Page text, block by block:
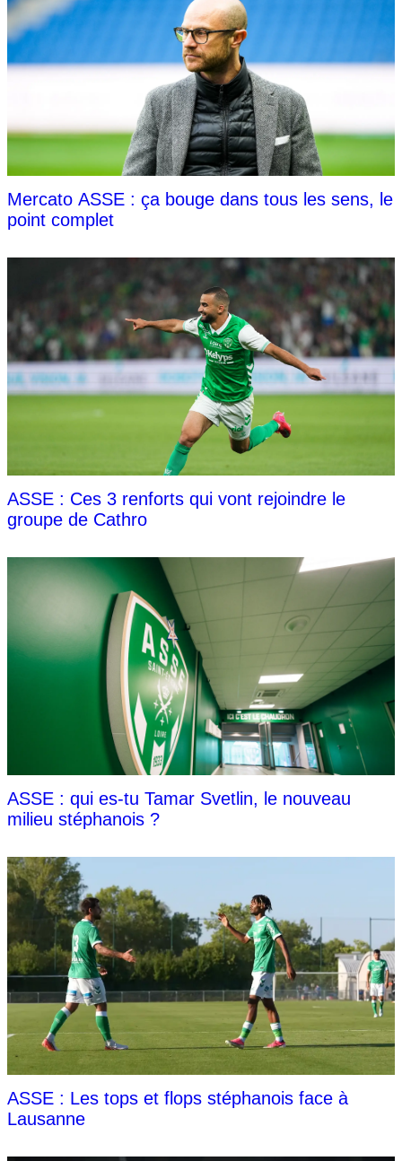
Mercato ASSE : ça bouge dans tous les sens, le
point complet
ASSE : Ces 3 renforts qui vont rejoindre le
groupe de Cathro
ASSE : qui es-tu Tamar Svetlin, le nouveau
milieu stéphanois ?
ASSE : Les tops et flops stéphanois face à
Lausanne